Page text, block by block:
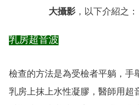
大攝影 ，以下介紹之：
乳房超音波
檢查的方法是為受檢者平躺，手
乳房上抹上水性凝膠，醫師用超